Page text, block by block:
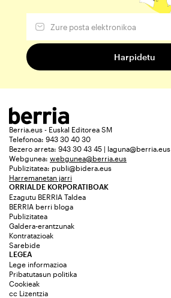
Berria.eus - Euskal Editorea SM
Telefonoa: 943 30 40 30
Bezero arreta: 943 30 43 45 | laguna@berria.eus
Webgunea: webgunea@berria.eus
Publizitatea: publi@bidera.eus
Harremanetan jarri
ORRIALDE KORPORATIBOAK
Ezagutu BERRIA Taldea
BERRIA berri bloga
Publizitatea
Galdera-erantzunak
Kontratazioak
Sarebide
LEGEA
Lege informazioa
Pribatutasun politika
Cookieak
cc Lizentzia